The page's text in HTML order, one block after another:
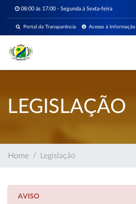
08:00 ás 17:00 - Segunda à Sexta-feira
Acesso à Informação
Portal da Transparência
LEGISLAÇÃO
Home Legislação
AVISO